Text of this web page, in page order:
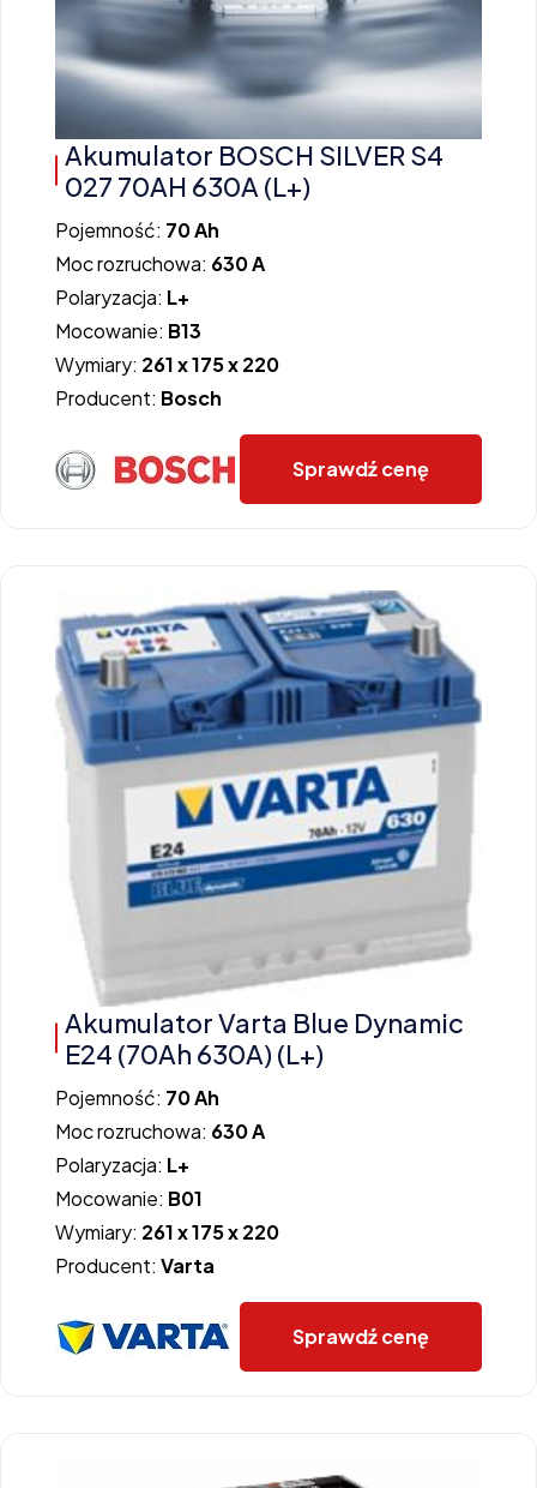
Akumulator BOSCH SILVER S4
027 70AH 630A (L+)
Pojemność: 70 Ah
Moc rozruchowa: 630 A
Polaryzacja: L+
Mocowanie: B13
Wymiary: 261 x 175 x 220
Producent: Bosch
Sprawdź cenę
Akumulator Varta Blue Dynamic
E24 (70Ah 630A) (L+)
Pojemność: 70 Ah
Moc rozruchowa: 630 A
Polaryzacja: L+
Mocowanie: B01
Wymiary: 261 x 175 x 220
Producent: Varta
Sprawdź cenę